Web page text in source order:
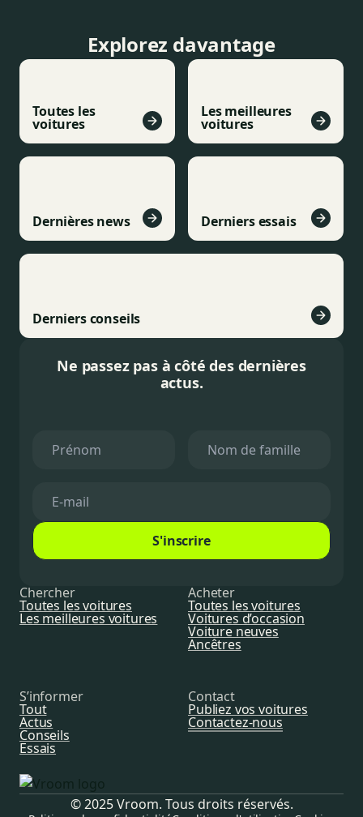
Explorez davantage
Toutes les
voitures
Les meilleures
voitures
Dernières news Derniers essais
Derniers conseils
Ne passez pas à côté des dernières
actus.
S'inscrire
Chercher
Toutes les voitures
Les meilleures voitures
Acheter
Toutes les voitures
Voitures d’occasion
Voiture neuves
Ancêtres
S’informer
Tout
Actus
Conseils
Essais
Contact
Publiez vos voitures
Contactez-nous
© 2025 Vroom. Tous droits réservés.